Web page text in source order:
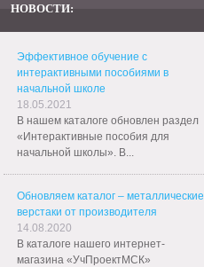
НОВОСТИ:
Эффективное обучение с
интерактивными пособиями в
начальной школе
18.05.2021
В нашем каталоге обновлен раздел
«Интерактивные пособия для
начальной школы». В...
Обновляем каталог – металлические
верстаки от производителя
14.08.2020
В каталоге нашего интернет-
магазина «УчПроектМСК»